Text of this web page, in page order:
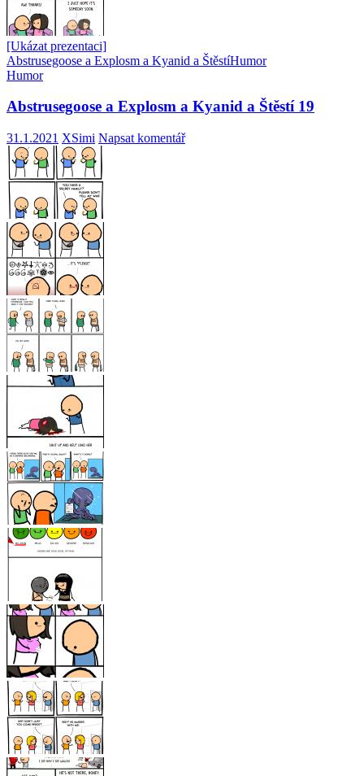
[Ukázat prezentaci]
Abstrusegoose a Explosm a Kyanid a ŠtěstíHumor
Humor
Abstrusegoose a Explosm a Kyanid a Štěstí 19
31.1.2021 XSimi Napsat komentář